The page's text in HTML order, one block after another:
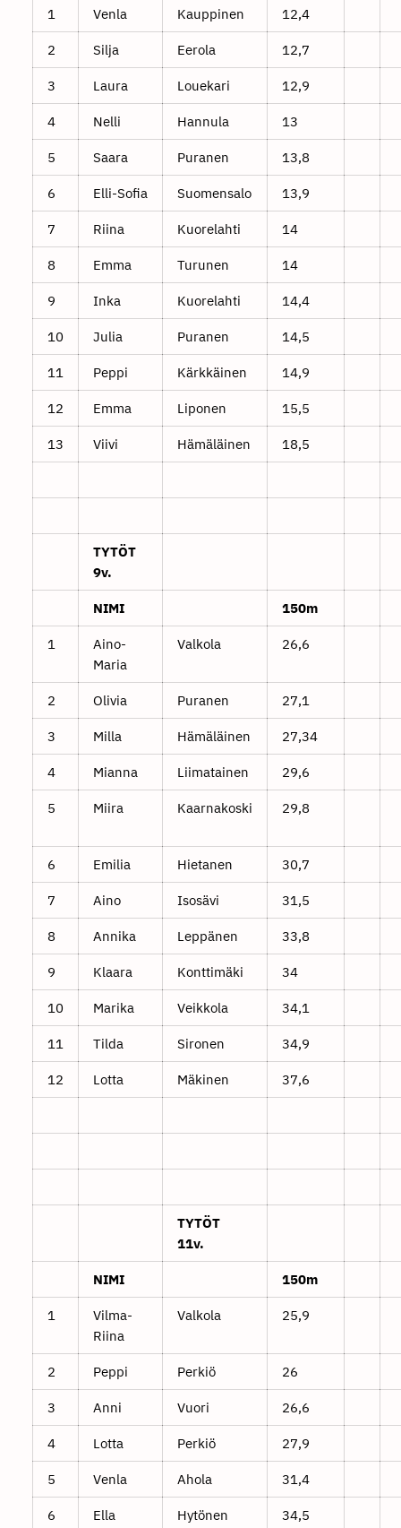
1 Venla Kauppinen 12,4
2 Silja Eerola 12,7
3 Laura Louekari 12,9
4 Nelli Hannula 13
5 Saara Puranen 13,8
6 Elli-Sofia Suomensalo 13,9
7 Riina Kuorelahti 14
8 Emma Turunen 14
9 Inka Kuorelahti 14,4
10 Julia Puranen 14,5
11 Peppi Kärkkäinen 14,9
12 Emma Liponen 15,5
13 Viivi Hämäläinen 18,5
TYTÖT
9v.
NIMI 150m
1
Aino-
Maria
Valkola 26,6
2 Olivia Puranen 27,1
3 Milla Hämäläinen 27,34
4 Mianna Liimatainen 29,6
5 Miira Kaarnakoski 29,8
6 Emilia Hietanen 30,7
7 Aino Isosävi 31,5
8 Annika Leppänen 33,8
9 Klaara Konttimäki 34
10 Marika Veikkola 34,1
11 Tilda Sironen 34,9
12 Lotta Mäkinen 37,6
TYTÖT
11v.
NIMI 150m
1
Vilma-
Riina
Valkola 25,9
2 Peppi Perkiö 26
3 Anni Vuori 26,6
4 Lotta Perkiö 27,9
5 Venla Ahola 31,4
6 Ella Hytönen 34,5